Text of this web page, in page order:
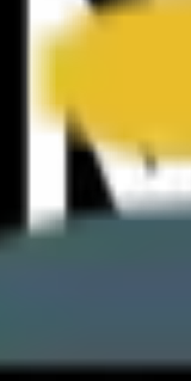
- CARTE
5%
- 5%